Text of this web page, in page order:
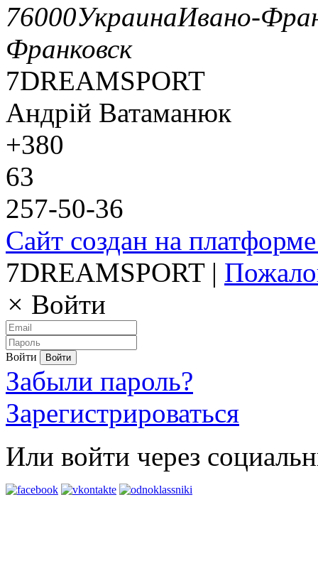
76000УкраинаИвано-
Франковск
7DREAMSPORT
Андрій Ватаманюк
+380
63
257-50-36
Сайт создан на
7DREAMSPORT |
× Войти
Войти
Забыли пароль?
Зарегистрироваться
Или войти через